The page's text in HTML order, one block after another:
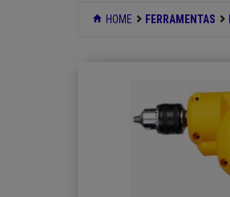
Laminados decorativos
Produtos quimicos
HOME FERRAMENTAS